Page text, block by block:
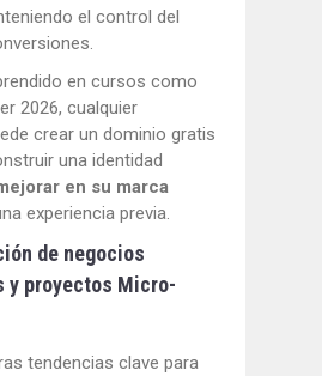
el control del
en cursos como
2026, cualquier
crear un dominio gratis
una identidad
en su marca
experiencia previa.
de negocios
y proyectos Micro-
tendencias clave para